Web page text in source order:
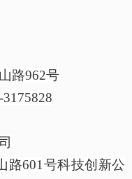
路962号
3175828
路601号科技创新公